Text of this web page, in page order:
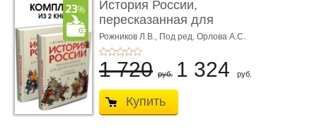
История России,
пересказанная для
детей и взро ...
Рожников Л.В., Под ред. Орлова А.С.
1 720 руб. 1 324 руб.
Купить